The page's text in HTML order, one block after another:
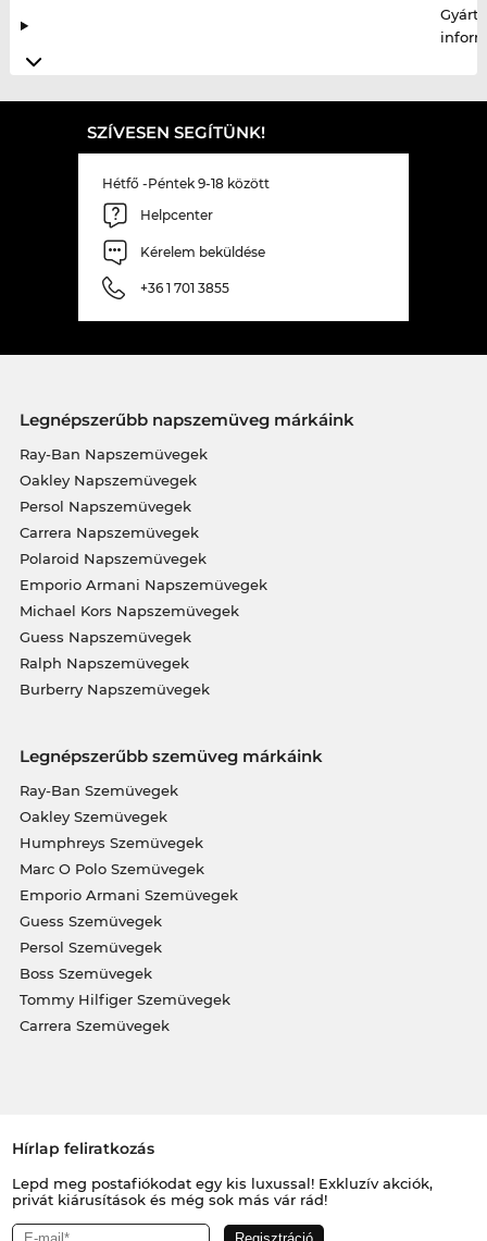
SZÍVESEN SEGÍTÜNK!
Hétfő -Péntek 9-18 között
Helpcenter
Kérelem beküldése
+36 1 701 3855
Legnépszerűbb napszemüveg márkáink
Ray-Ban Napszemüvegek
Oakley Napszemüvegek
Persol Napszemüvegek
Carrera Napszemüvegek
Polaroid Napszemüvegek
Emporio Armani Napszemüvegek
Michael Kors Napszemüvegek
Guess Napszemüvegek
Ralph Napszemüvegek
Burberry Napszemüvegek
Legnépszerűbb szemüveg márkáink
Ray-Ban Szemüvegek
Oakley Szemüvegek
Humphreys Szemüvegek
Marc O Polo Szemüvegek
Emporio Armani Szemüvegek
Guess Szemüvegek
Persol Szemüvegek
Boss Szemüvegek
Tommy Hilfiger Szemüvegek
Carrera Szemüvegek
Hírlap feliratkozás
Lepd meg postafiókodat egy kis luxussal! Exkluzív akciók,
privát kiárusítások és még sok más vár rád!